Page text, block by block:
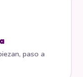
paso a